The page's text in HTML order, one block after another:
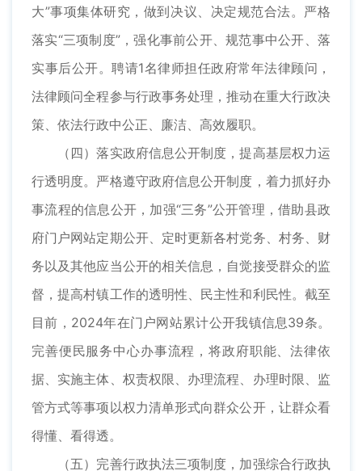
大”事项集体研究，做到决议、决定规范合法。严格
落实“三项制度”，强化事前公开、规范事中公开、落
实事后公开。聘请1名律师担任政府常年法律顾问，
法律顾问全程参与行政事务处理，推动在重大行政决
策、依法行政中公正、廉洁、高效履职。
（四）落实政府信息公开制度，提高基层权力运
行透明度。严格遵守政府信息公开制度，着力抓好办
事流程的信息公开，加强“三务”公开管理，借助县政
府门户网站定期公开、定时更新各村党务、村务、财
务以及其他应当公开的相关信息，自觉接受群众的监
督，提高村镇工作的透明性、民主性和利民性。截至
目前，2024年在门户网站累计公开我镇信息39条。
完善便民服务中心办事流程，将政府职能、法律依
据、实施主体、权责权限、办理流程、办理时限、监
管方式等事项以权力清单形式向群众公开，让群众看
得懂、看得透。
（五）完善行政执法三项制度，加强综合行政执